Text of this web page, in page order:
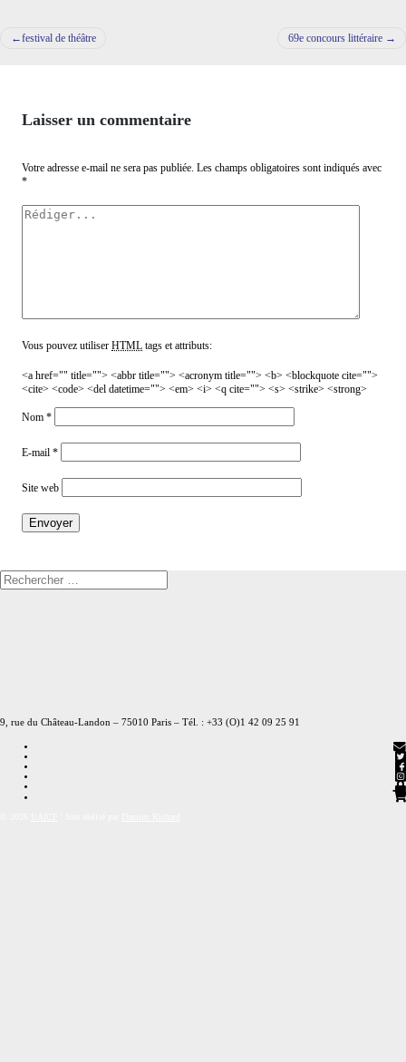
Navigation
festival de théâtre 69e concours littéraire
Laisser un commentaire
Votre adresse e-mail ne sera pas publiée. Les champs obligatoires sont indiqués avec
*
Vous pouvez utiliser HTML tags et attributs:
<a href="" title=""> <abbr title=""> <acronym title=""> <b> <blockquote cite="">
<cite> <code> <del datetime=""> <em> <i> <q cite=""> <s> <strike> <strong>
Nom *
E-mail *
Site web
9, rue du Château-Landon – 75010 Paris – Tél. : +33 (O)1 42 09 25 91